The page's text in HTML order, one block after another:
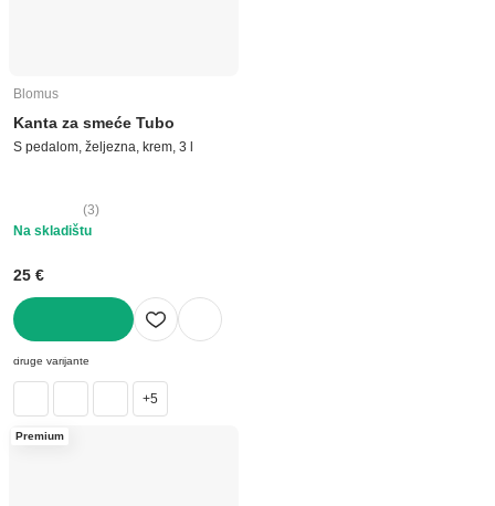
Blomus
Kanta za smeće Tubo
S pedalom, željezna, krem, 3 l
(3)
Na skladištu
25 €
U KOŠARICU
druge varijante
+5
Premium